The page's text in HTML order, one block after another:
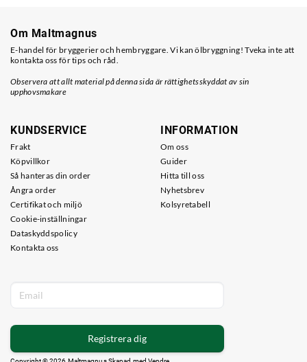
Om Maltmagnus
E-handel för bryggerier och hembryggare. Vi kan ölbryggning! Tveka inte att
kontakta oss för tips och råd.
Observera att allt material på denna sida är rättighetsskyddat av sin
upphovsmakare
KUNDSERVICE
Frakt
Köpvillkor
Så hanteras din order
Ångra order
Certifikat och miljö
Cookie-inställningar
Dataskyddspolicy
Kontakta oss
INFORMATION
Om oss
Guider
Hitta till oss
Nyhetsbrev
Kolsyretabell
Registrera dig